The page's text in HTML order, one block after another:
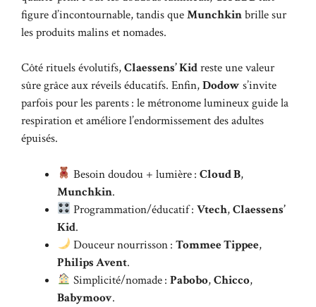
figure d’incontournable, tandis queMunchkinbrille sur
les produits malins et nomades.
Côté rituels évolutifs,Claessens’ Kidreste une valeur
sûre grâce aux réveils éducatifs. Enfin,Dodow s’invite
parfois pour les parents : le métronome lumineux guide la
respiration et améliore l’endormissement des adultes
épuisés.
Besoin doudou + lumière :Cloud B,
Munchkin.
Programmation/éducatif :Vtech,Claessens’
Kid.
Douceur nourrisson :Tommee Tippee,
Philips Avent.
Simplicité/nomade :Pabobo,Chicco,
Babymoov.